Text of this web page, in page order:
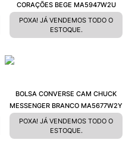
CORAÇÕES BEGE MA5947W2U
POXA! JÁ VENDEMOS TODO O
ESTOQUE.
BOLSA CONVERSE CAM CHUCK
MESSENGER BRANCO MA5677W2Y
POXA! JÁ VENDEMOS TODO O
ESTOQUE.